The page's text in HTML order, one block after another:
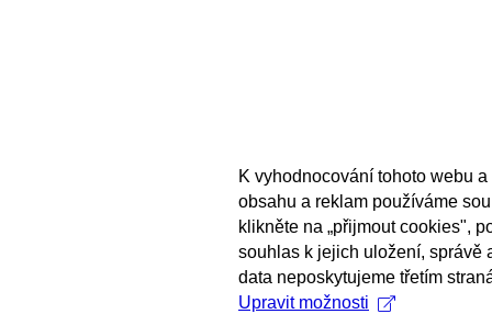
K vyhodnocování tohoto webu
obsahu a reklam používáme
klikněte na „přijmout cookies",
souhlas k jejich uložení, správě
data neposkytujeme třetím
Upravit možnosti